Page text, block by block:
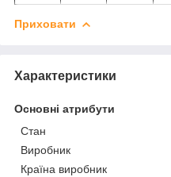
Приховати
Характеристики
Основні атрибути
Стан
Виробник
Країна виробник